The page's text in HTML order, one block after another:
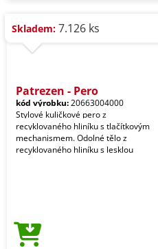
Skladem: 7.126 ks
Patrezen - Pero
kód výrobku:20663004000
Stylové kuličkové pero z
recyklovaného hliníku s tlačítkovým
mechanismem. Odolné tělo z
recyklovaného hliníku s lesklou